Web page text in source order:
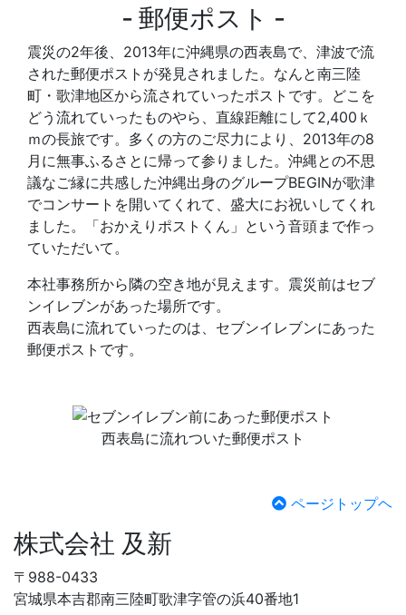
‐ 郵便ポスト ‐
震災の2年後、2013年に沖縄県の西表島で、津波で流
された郵便ポストが発見されました。なんと南三陸
町・歌津地区から流されていったポストです。どこを
どう流れていったものやら、直線距離にして2,400ｋ
ｍの長旅です。多くの方のご尽力により、2013年の8
月に無事ふるさとに帰って参りました。沖縄との不思
議なご縁に共感した沖縄出身のグループBEGINが歌津
でコンサートを開いてくれて、盛大にお祝いしてくれ
ました。「おかえりポストくん」という音頭まで作っ
ていただいて。
本社事務所から隣の空き地が見えます。震災前はセブ
ンイレブンがあった場所です。
西表島に流れていったのは、セブンイレブンにあった
郵便ポストです。
西表島に流れついた郵便ポスト
ページトップヘ
株式会社 及新
〒988-0433
宮城県本吉郡南三陸町歌津字管の浜40番地1